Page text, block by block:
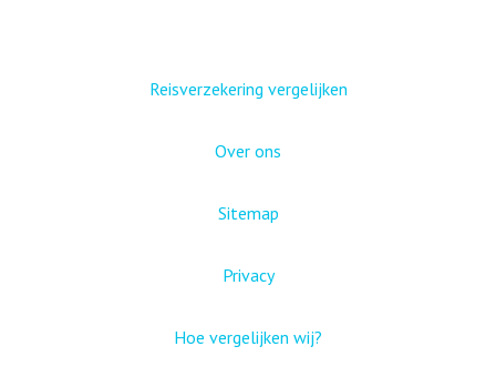
Reisverzekering vergelijken
Over ons
Sitemap
Privacy
Hoe vergelijken wij?